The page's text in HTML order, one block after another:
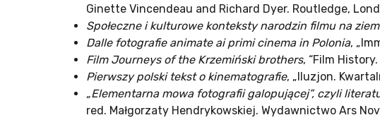
Ginette Vincendeau and Richard Dyer. Routledge,
Społeczne i kulturowe konteksty narodzin filmu na
Dalle fotografie animate ai primi cinema in Polonia,
Film Journeys of the Krzemiński brothers, “Film
Pierwszy polski tekst o kinematografie, „Iluzjon.
„Elementarna mowa fotografii galopującej”, czyli
red. Małgorzaty Hendrykowskiej. Wydawnictwo Ars